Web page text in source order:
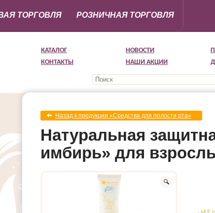
КАТАЛОГ НОВОСТИ
КОНТАКТЫ
НАШИ АКЦИИ
ТОРГОВЛЯ РОЗНИЧНАЯ ТОРГОВЛЯ
Назад к продукции «Cредства для полости рта»
Натуральная
имбирь» для